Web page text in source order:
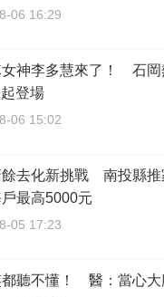
06 16:29
女神李多慧來了！ 石岡
登場
06 15:02
餘去化新挑戰 南投縣推
戶最高5000元
05 17:23
都聽不懂！ 醫：當心大